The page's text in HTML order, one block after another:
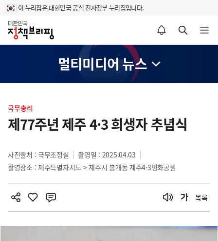
이 누리집은 대한민국 공식 전자정부 누리집입니다.
홈
알림설정 바로가기 검색 바로가기 메뉴 열기
멀티미디어 뉴스
텐
츠
영
역
국무총리
제77주년 제주 4·3 희생자 추념식
사진출처 : 국무조정실
촬영일 : 2025.04.03
촬영장소 : 제주특별자치도 > 제주시 봉개동 제주4·3평화공원
목록